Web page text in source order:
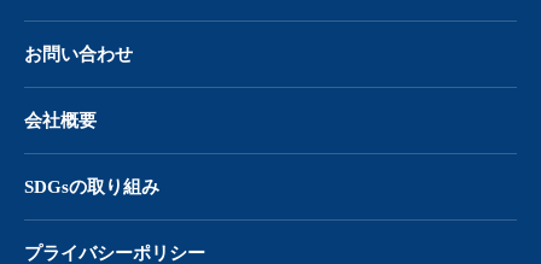
お問い合わせ
会社概要
SDGsの取り組み
プライバシーポリシー